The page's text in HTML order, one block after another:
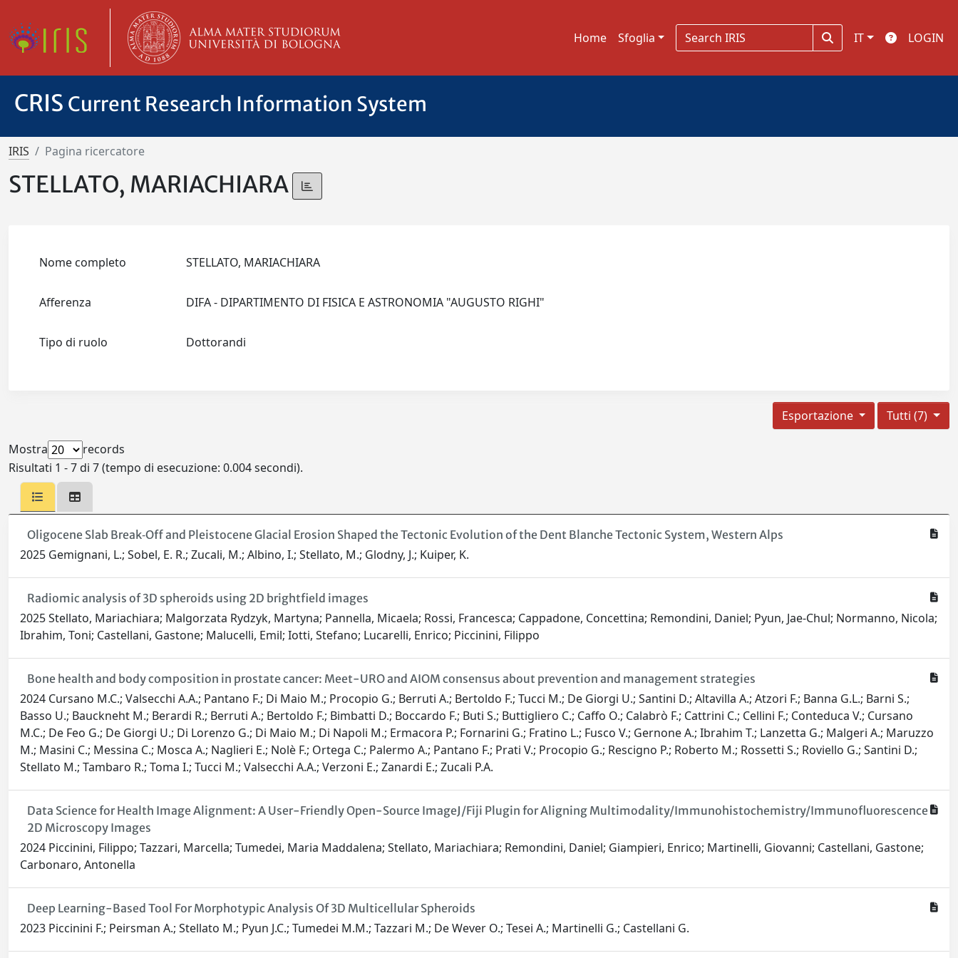
Home Sfoglia IT LOGIN
CRIS Current Research Information System
IRIS Pagina ricercatore
STELLATO, MARIACHIARA
Nome completo STELLATO, MARIACHIARA
Afferenza DIFA - DIPARTIMENTO DI FISICA E ASTRONOMIA "AUGUSTO RIGHI"
Tipo di ruolo Dottorandi
Tutti (7)
Esportazione
Mostra
records
Risultati 1 - 7 di 7 (tempo di esecuzione: 0.004 secondi).
Oligocene Slab Break‐Off and Pleistocene Glacial Erosion Shaped the Tectonic Evolution of the Dent Blanche Tectonic System, Western Alps
2025 Gemignani, L.; Sobel, E. R.; Zucali, M.; Albino, I.; Stellato, M.; Glodny, J.; Kuiper, K.
Radiomic analysis of 3D spheroids using 2D brightfield images
2025 Stellato, Mariachiara; Malgorzata Rydzyk, Martyna; Pannella, Micaela; Rossi, Francesca; Cappadone, Concettina; Remondini, Daniel; Pyun, Jae-Chul; Normanno, Nicola;
Ibrahim, Toni; Castellani, Gastone; Malucelli, Emil; Iotti, Stefano; Lucarelli, Enrico; Piccinini, Filippo
Bone health and body composition in prostate cancer: Meet-URO and AIOM consensus about prevention and management strategies
2024 Cursano M.C.; Valsecchi A.A.; Pantano F.; Di Maio M.; Procopio G.; Berruti A.; Bertoldo F.; Tucci M.; De Giorgi U.; Santini D.; Altavilla A.; Atzori F.; Banna G.L.; Barni S.;
Basso U.; Bauckneht M.; Berardi R.; Berruti A.; Bertoldo F.; Bimbatti D.; Boccardo F.; Buti S.; Buttigliero C.; Caffo O.; Calabrò F.; Cattrini C.; Cellini F.; Conteduca V.; Cursano
M.C.; De Feo G.; De Giorgi U.; Di Lorenzo G.; Di Maio M.; Di Napoli M.; Ermacora P.; Fornarini G.; Fratino L.; Fusco V.; Gernone A.; Ibrahim T.; Lanzetta G.; Malgeri A.; Maruzzo
M.; Masini C.; Messina C.; Mosca A.; Naglieri E.; Nolè F.; Ortega C.; Palermo A.; Pantano F.; Prati V.; Procopio G.; Rescigno P.; Roberto M.; Rossetti S.; Roviello G.; Santini D.;
Stellato M.; Tambaro R.; Toma I.; Tucci M.; Valsecchi A.A.; Verzoni E.; Zanardi E.; Zucali P.A.
Data Science for Health Image Alignment: A User-Friendly Open-Source ImageJ/Fiji Plugin for Aligning Multimodality/Immunohistochemistry/Immunofluorescence
2D Microscopy Images
2024 Piccinini, Filippo; Tazzari, Marcella; Tumedei, Maria Maddalena; Stellato, Mariachiara; Remondini, Daniel; Giampieri, Enrico; Martinelli, Giovanni; Castellani, Gastone;
Carbonaro, Antonella
Deep Learning-Based Tool For Morphotypic Analysis Of 3D Multicellular Spheroids
2023 Piccinini F.; Peirsman A.; Stellato M.; Pyun J.C.; Tumedei M.M.; Tazzari M.; De Wever O.; Tesei A.; Martinelli G.; Castellani G.